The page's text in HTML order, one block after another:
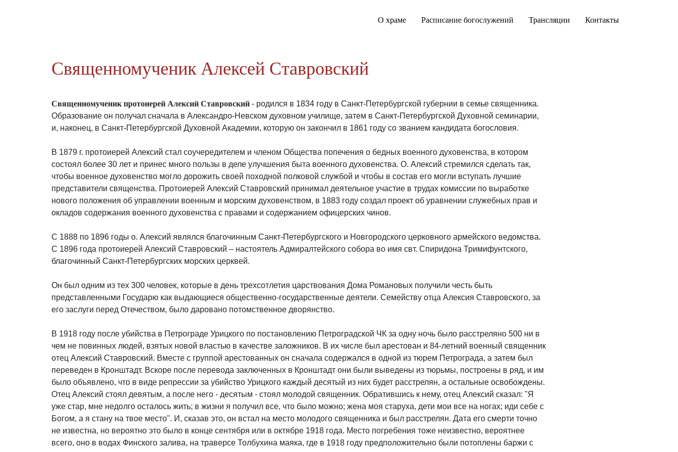
О храме Расписание богослужений Трансляции Контакты
Священномученик Алексей Ставровский
Священномученик протоиерей Алексий Ставровский - родился в 1834 году в Санкт-Петербургской губернии в семье священника.
Образование он получал сначала в Александро-Невском духовном училище, затем в Санкт-Петербургской Духовной семинарии,
и, наконец, в Санкт-Петербургской Духовной Академии, которую он закончил в 1861 году со званием кандидата богословия.
В 1879 г. протоиерей Алексий стал соучередителем и членом Общества попечения о бедных военного духовенства, в котором
состоял более 30 лет и принес много пользы в деле улучшения быта военного духовенства. О. Алексий стремился сделать так,
чтобы военное духовенство могло дорожить своей походной полковой службой и чтобы в состав его могли вступать лучшие
представители священства. Протоиерей Алексий Ставровский принимал деятельное участие в трудах комиссии по выработке
нового положения об управлении военным и морским духовенством, в 1883 году создал проект об уравнении служебных прав и
окладов содержания военного духовенства с правами и содержанием офицерских чинов.
С 1888 по 1896 годы о. Алексий являлся благочинным Санкт-Петербургского и Новгородского церковного армейского ведомства.
С 1896 года протоиерей Алексий Ставровский – настоятель Адмиралтейского собора во имя свт. Спиридона Тримифунтского,
благочинный Санкт-Петербургских морских церквей.
Он был одним из тех 300 человек, которые в день трехсотлетия царствования Дома Романовых получили честь быть
представленными Государю как выдающиеся общественно-государственные деятели. Семейству отца Алексия Ставровского, за
его заслуги перед Отечеством, было даровано потомственное дворянство.
В 1918 году после убийства в Петрограде Урицкого по постановлению Петроградской ЧК за одну ночь было расстреляно 500 ни в
чем не повинных людей, взятых новой властью в качестве заложников. В их числе был арестован и 84-летний военный священник
отец Алексий Ставровский. Вместе с группой арестованных он сначала содержался в одной из тюрем Петрограда, а затем был
переведен в Кронштадт. Вскоре после перевода заключенных в Кронштадт они были выведены из тюрьмы, построены в ряд, и им
было объявлено, что в виде репрессии за убийство Урицкого каждый десятый из них будет расстрелян, а остальные освобождены.
Отец Алексий стоял девятым, а после него - десятым - стоял молодой священник. Обратившись к нему, отец Алексий сказал: "Я
уже стар, мне недолго осталось жить; в жизни я получил все, что было можно; жена моя старуха, дети мои все на ногах; иди себе с
Богом, а я стану на твое место". И, сказав это, он встал на место молодого священника и был расстрелян. Дата его смерти точно
не известна, но вероятно это было в конце сентября или в октябре 1918 года. Место погребения тоже неизвестно, вероятнее
всего, оно в водах Финского залива, на траверсе Толбухина маяка, где в 1918 году предположительно были потоплены баржи с